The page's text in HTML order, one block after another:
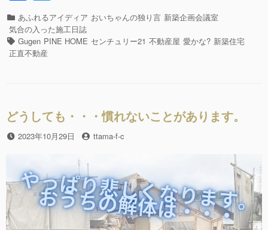
か、
カ
い?”の
a
c
e
o
k
wi
tt
er
カ
テ
ゴ
リ
あふれるアイディア おいちゃんの独り言 新築企画会議室
気合の入った施工日誌
タ
グ
Gugen PINE HOME センチュリー21 不動産屋 愛かな? 新築住宅
正直不動産
どうしても・・・慣れないことがあります。
投
2023年10月29日
投
ttama-f-c